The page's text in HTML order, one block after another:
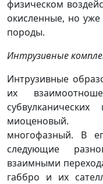
физическом
окисленные, но
породы.
Интрузивные
Интрузивные
их
миоценовый.
многофазный. В
следующие
взаимными
габбро и их